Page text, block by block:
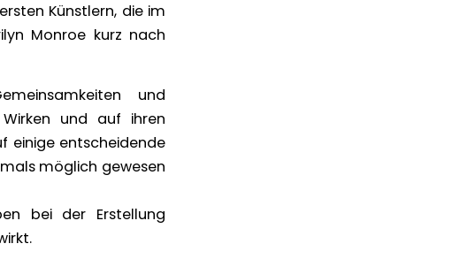
Künstlern, die im
Monroe kurz nach
und
und auf ihren
einige entscheidende
möglich gewesen
bei der Erstellung